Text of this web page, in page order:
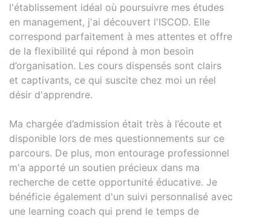
l'établissement idéal où poursuivre mes études
en management, j'ai découvert l'ISCOD. Elle
correspond parfaitement à mes attentes et offre
de la flexibilité qui répond à mon besoin
d’organisation. Les cours dispensés sont clairs
et captivants, ce qui suscite chez moi un réel
désir d'apprendre.
Ma chargée d’admission était très à l’écoute et
disponible lors de mes questionnements sur ce
parcours. De plus, mon entourage professionnel
m'a apporté un soutien précieux dans ma
recherche de cette opportunité éducative. Je
bénéficie également d'un suivi personnalisé avec
une learning coach qui prend le temps de